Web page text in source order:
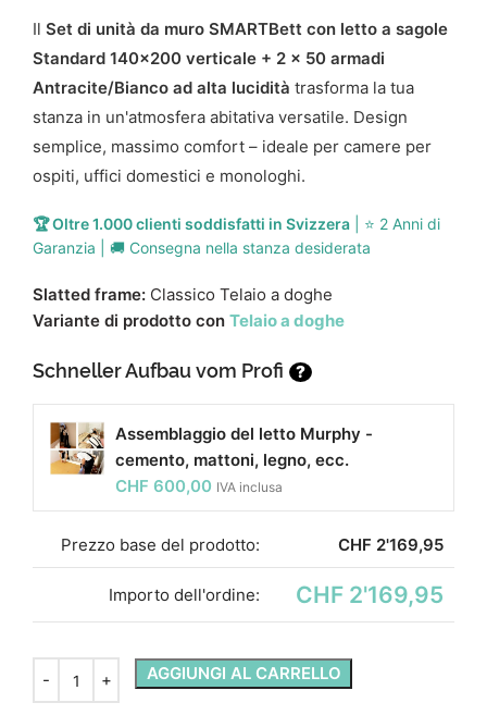
Il Set di unità da muro SMARTBett con letto a sagole
Standard 140x200 verticale + 2 x 50 armadi
Antracite/Bianco ad alta lucidità trasforma la tua
stanza in un'atmosfera abitativa versatile. Design
semplice, massimo comfort – ideale per camere per
ospiti, uffici domestici e monologhi.
🏆 Oltre 1.000 clienti soddisfatti in Svizzera | ⭐ 2 Anni di
Garanzia | 🚚 Consegna nella stanza desiderata
Slatted frame: Classico Telaio a doghe
Variante di prodotto con Telaio a doghe
Schneller Aufbau vom Profi ?
Assemblaggio del letto Murphy -
cemento, mattoni, legno, ecc.
CHF 600,00 IVA inclusa
Prezzo base del prodotto: CHF 2'169,95
Importo dell'ordine: CHF 2'169,95
AGGIUNGI AL CARRELLO